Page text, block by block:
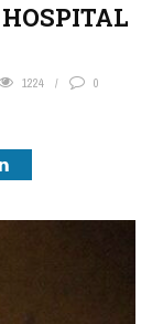
1224 0